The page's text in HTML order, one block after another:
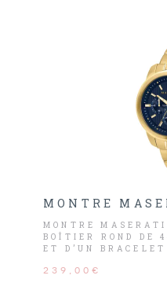
MONTRE
MONTRE MASERATI
BOÎTIER ROND DE
ET D’UN
239,00€